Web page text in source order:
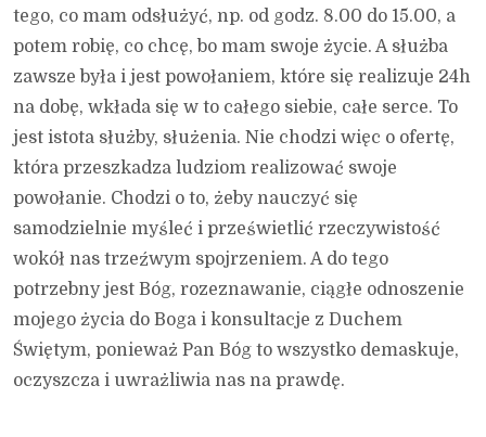
tego, co mam odsłużyć, np. od godz. 8.00 do 15.00, a
potem robię, co chcę, bo mam swoje życie. A służba
zawsze była i jest powołaniem, które się realizuje 24h
na dobę, wkłada się w to całego siebie, całe serce. To
jest istota służby, służenia. Nie chodzi więc o ofertę,
która przeszkadza ludziom realizować swoje
powołanie. Chodzi o to, żeby nauczyć się
samodzielnie myśleć i prześwietlić rzeczywistość
wokół nas trzeźwym spojrzeniem. A do tego
potrzebny jest Bóg, rozeznawanie, ciągłe odnoszenie
mojego życia do Boga i konsultacje z Duchem
Świętym, ponieważ Pan Bóg to wszystko demaskuje,
oczyszcza i uwrażliwia nas na prawdę.